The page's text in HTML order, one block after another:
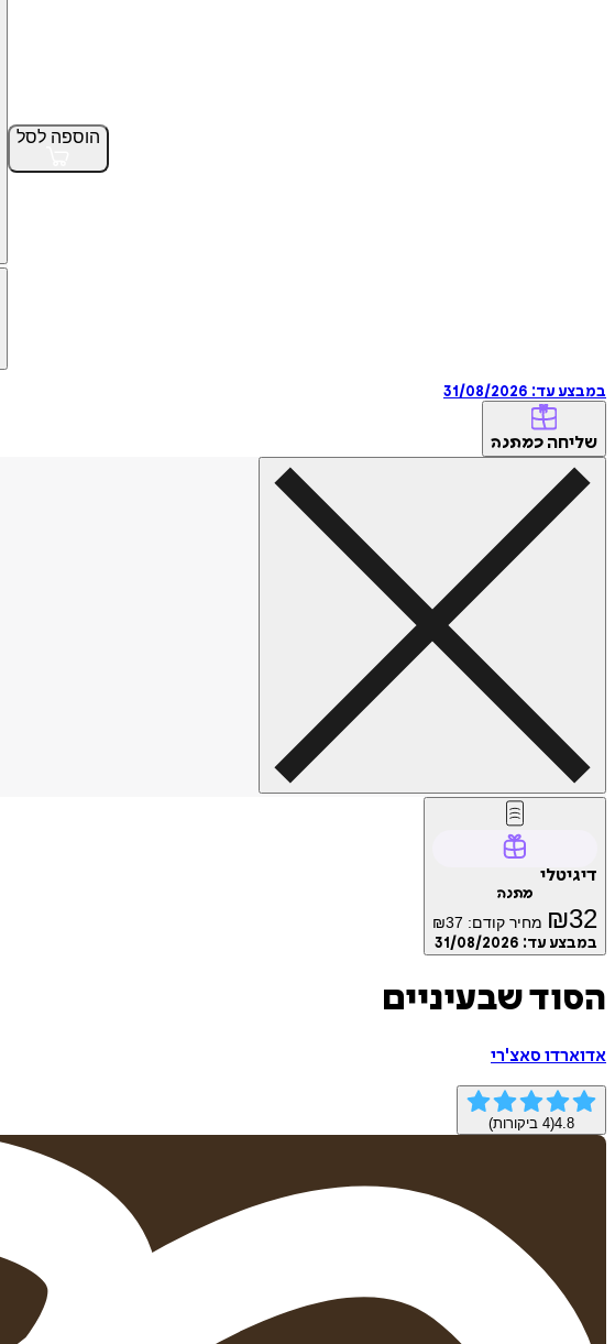
הוספה לסל
במבצע עד: 31/08/2026
שליחה כמתנה
דיגיטלי
מתנה
₪32 מחיר קודם: ₪37
במבצע עד: 31/08/2026
הסוד שבעיניים
אדוארדו סאצ'רי
4.8
(
4 ביקורות)